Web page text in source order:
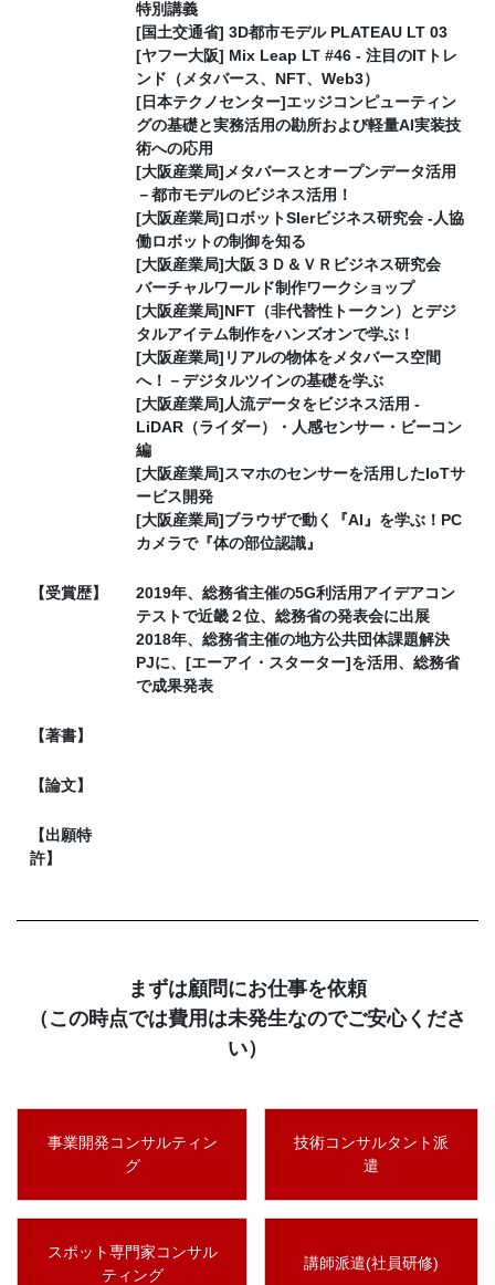
特別講義
[国土交通省] 3D都市モデル PLATEAU LT 03
[ヤフー大阪] Mix Leap LT #46 - 注目のITトレ
ンド（メタバース、NFT、Web3）
[日本テクノセンター]エッジコンピューティン
グの基礎と実務活用の勘所および軽量AI実装技
術への応用
[大阪産業局]メタバースとオープンデータ活用
－都市モデルのビジネス活用！
[大阪産業局]ロボットSIerビジネス研究会 -人協
働ロボットの制御を知る
[大阪産業局]大阪３Ｄ＆ＶＲビジネス研究会
バーチャルワールド制作ワークショップ
[大阪産業局]NFT（非代替性トークン）とデジ
タルアイテム制作をハンズオンで学ぶ！
[大阪産業局]リアルの物体をメタバース空間
へ！－デジタルツインの基礎を学ぶ
[大阪産業局]人流データをビジネス活用 -
LiDAR（ライダー）・人感センサー・ビーコン
編
[大阪産業局]スマホのセンサーを活用したIoTサ
ービス開発
[大阪産業局]ブラウザで動く『AI』を学ぶ！PC
カメラで『体の部位認識』
【受賞歴】
2019年、総務省主催の5G利活用アイデアコン
テストで近畿２位、総務省の発表会に出展
2018年、総務省主催の地方公共団体課題解決
PJに、[エーアイ・スターター]を活用、総務省
で成果発表
【著書】
【論文】
【出願特
許】
まずは顧問にお仕事を依頼
（この時点では費用は未発生なのでご安心くださ
い）
事業開発コンサルティン
グ
技術コンサルタント派
遣
スポット専門家コンサル
ティング
講師派遣(社員研修)